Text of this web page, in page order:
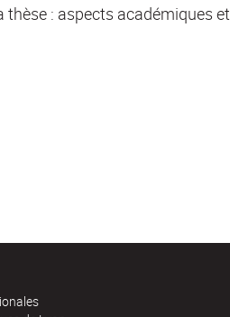
thèse : aspects académiques et